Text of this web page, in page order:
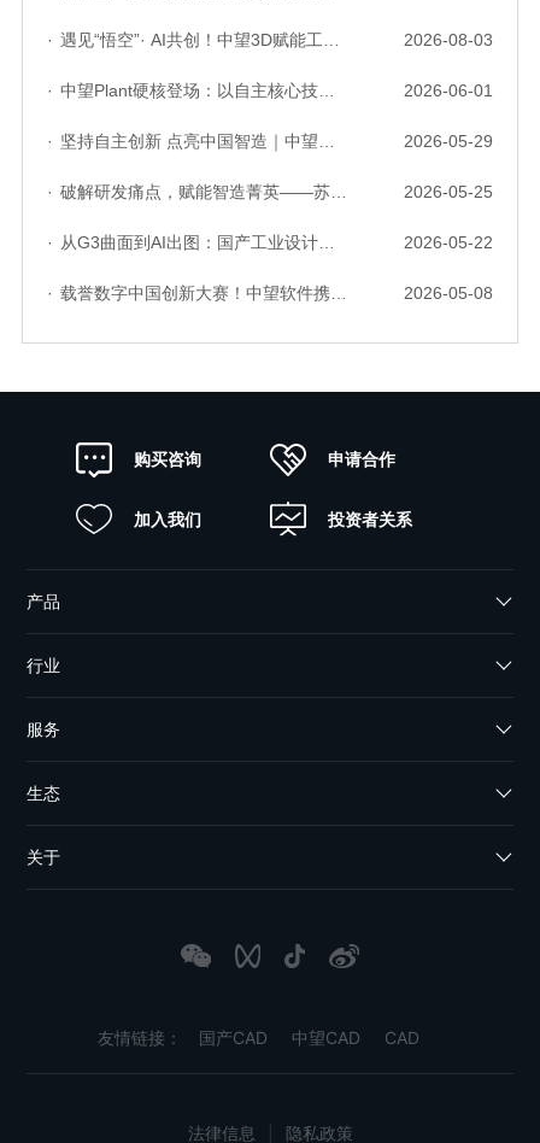
· 遇见“悟空”· AI共创！中望3D赋能工业设计国产化与AI创新升级 2026-08-03
· 中望Plant硬核登场：以自主核心技术，破解流程工业数据一致性与协同困境 2026-06-01
· 坚持自主创新 点亮中国智造｜中望软件亮相第十届中国网络版权保护与发展大会 2026-05-29
· 破解研发痛点，赋能智造菁英——苏州研发菁英 CTO 成长营暨高级人才认证启动会圆满落幕 2026-05-25
· 从G3曲面到AI出图：国产工业设计软件的硬实力到底怎么样了？ 2026-05-22
· 载誉数字中国创新大赛！中望软件携手三家伙伴，斩获信创赛道多项大奖 2026-05-08
购买咨询 申请合作
加入我们 投资者关系
产品
行业
服务
生态
关于
友情链接： 国产CAD 中望CAD CAD
法律信息 隐私政策